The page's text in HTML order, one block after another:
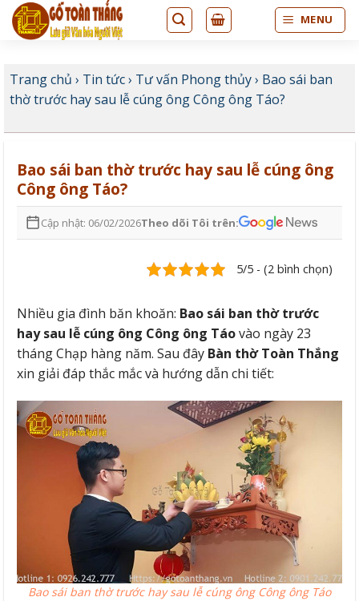
Bỏ
qua
MENU
Trang chủ › Tin tức› Tư vấn Phong thủy› Bao sái ban
thờ trước hay sau lễ cúng ông Công ông Táo?
Bao sái ban thờ trước hay sau lễ cúng ông
Công ông Táo?
Cập nhật: 06/02/2026Theo dõi Tôi trên:
5/5 - (2 bình chọn)
Nhiều gia đình băn khoăn: Bao sái ban thờ trước
hay sau lễ cúng ông Công ông Táovào ngày 23
tháng Chạp hàng năm. Sau đây Bàn thờ Toàn Thắng
xin giải đáp thắc mắc và hướng dẫn chi tiết:
Bao sái ban thờ trước hay sau lễ cúng ông Công ông Táo